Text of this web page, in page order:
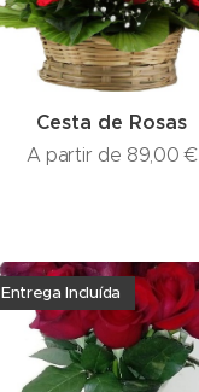
Cesta de Rosas
A partir de 89,00 €
Entrega Incluída